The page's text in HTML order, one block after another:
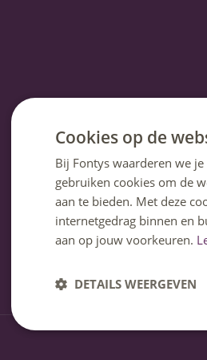
Cookies op de
Bij Fontys waarderen we
gebruiken cookies om de
aan te bieden. Met deze
internetgedrag binnen en
aan op jouw voorkeuren.
DETAILS WEERGEVEN